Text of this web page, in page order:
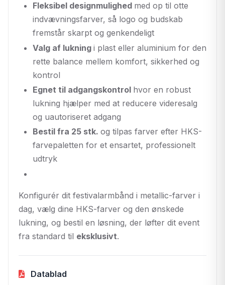
Fleksibel designmulighed med op til otte
indvævningsfarver, så logo og budskab
fremstår skarpt og genkendeligt
Valg af lukning i plast eller aluminium for den
rette balance mellem komfort, sikkerhed og
kontrol
Egnet til adgangskontrol hvor en robust
lukning hjælper med at reducere videresalg
og uautoriseret adgang
Bestil fra 25 stk. og tilpas farver efter HKS-
farvepaletten for et ensartet, professionelt
udtryk
Konfigurér dit festivalarmbånd i metallic-farver i
dag, vælg dine HKS-farver og den ønskede
lukning, og bestil en løsning, der løfter dit event
fra standard til eksklusivt.
Datablad